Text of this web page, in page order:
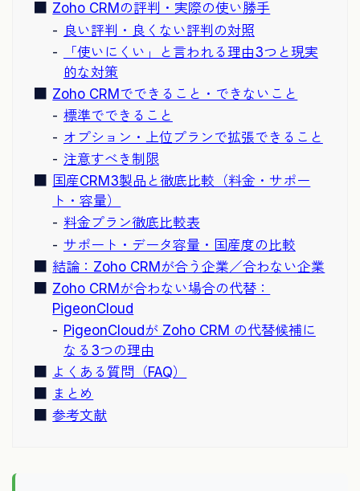
Zoho CRMの評判・実際の使い勝手
良い評判・良くない評判の対照
「使いにくい」と言われる理由3つと現実
的な対策
Zoho CRMでできること・できないこと
標準でできること
オプション・上位プランで拡張できること
注意すべき制限
国産CRM3製品と徹底比較（料金・サポー
ト・容量）
料金プラン徹底比較表
サポート・データ容量・国産度の比較
結論：Zoho CRMが合う企業／合わない企業
Zoho CRMが合わない場合の代替：
PigeonCloud
PigeonCloudが Zoho CRM の代替候補に
なる3つの理由
よくある質問（FAQ）
まとめ
参考文献